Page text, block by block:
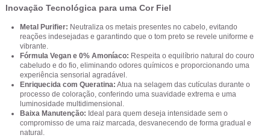
Inovação Tecnológica para uma Cor Fiel
Metal Purifier: Neutraliza os metais presentes no cabelo, evitando
reações indesejadas e garantindo que o tom preto se revele uniforme e
vibrante.
Fórmula Vegan e 0% Amoníaco: Respeita o equilíbrio natural do couro
cabeludo e do fio, eliminando odores químicos e proporcionando uma
experiência sensorial agradável.
Enriquecida com Queratina: Atua na selagem das cutículas durante o
processo de coloração, conferindo uma suavidade extrema e uma
luminosidade multidimensional.
Baixa Manutenção: Ideal para quem deseja intensidade sem o
compromisso de uma raiz marcada, desvanecendo de forma gradual e
natural.